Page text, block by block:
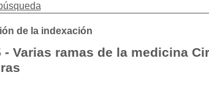
de la indexación
- Varias ramas de la medicina